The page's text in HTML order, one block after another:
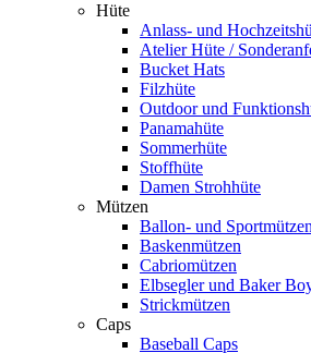
Hüte
Anlass- und
Atelier Hüte /
Bucket Hats
Filzhüte
Outdoor und
Panamahüte
Sommerhüte
Stoffhüte
Damen Strohhüte
Mützen
Ballon- und Sportmützen
Baskenmützen
Cabriomützen
Elbsegler und Baker
Strickmützen
Caps
Baseball Caps